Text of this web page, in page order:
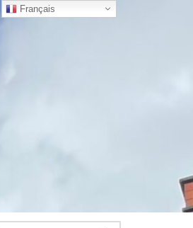
Français